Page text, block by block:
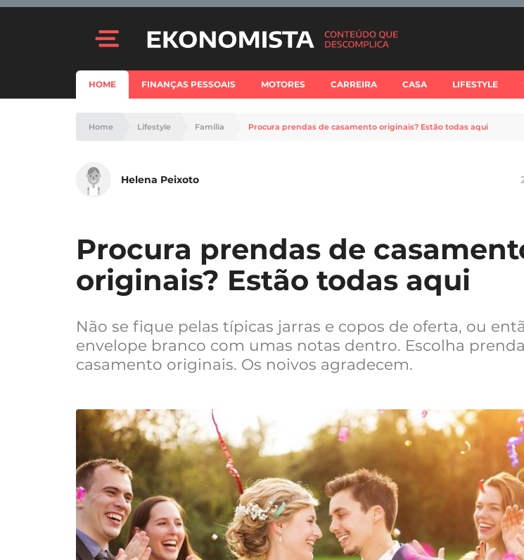
HOME FINANÇAS PESSOAIS MOTORES CARREIRA CASA LIFESTYLE
Home Lifestyle Família Procura prendas de casamento originais? Estão todas aqui
Helena Peixoto
Procura prendas de
originais? Estão todas aqui
Não se fique pelas típicas jarras e copos de oferta, ou
envelope branco com umas notas dentro. Escolha
casamento originais. Os noivos agradecem.